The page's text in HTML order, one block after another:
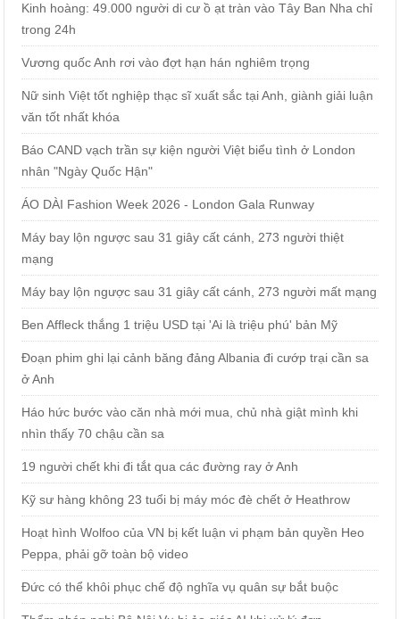
Kinh hoàng: 49.000 người di cư ồ ạt tràn vào Tây Ban Nha chỉ
trong 24h
Vương quốc Anh rơi vào đợt hạn hán nghiêm trọng
Nữ sinh Việt tốt nghiệp thạc sĩ xuất sắc tại Anh, giành giải luận
văn tốt nhất khóa
Báo CAND vạch trần sự kiện người Việt biểu tình ở London
nhân "Ngày Quốc Hận"
ÁO DÀI Fashion Week 2026 - London Gala Runway
Máy bay lộn ngược sau 31 giây cất cánh, 273 người thiệt
mạng
Máy bay lộn ngược sau 31 giây cất cánh, 273 người mất mạng
Ben Affleck thắng 1 triệu USD tại 'Ai là triệu phú' bản Mỹ
Đoạn phim ghi lại cảnh băng đảng Albania đi cướp trại cần sa
ở Anh
Háo hức bước vào căn nhà mới mua, chủ nhà giật mình khi
nhìn thấy 70 chậu cần sa
19 người chết khi đi tắt qua các đường ray ở Anh
Kỹ sư hàng không 23 tuổi bị máy móc đè chết ở Heathrow
Hoạt hình Wolfoo của VN bị kết luận vi phạm bản quyền Heo
Peppa, phải gỡ toàn bộ video
Đức có thể khôi phục chế độ nghĩa vụ quân sự bắt buộc